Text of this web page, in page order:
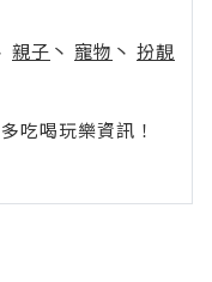
親子 丶 寵物 丶 扮靚
吃喝玩樂資訊！